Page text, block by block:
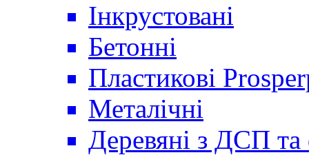
Інкрустовані
Бетонні
Пластикові
Металічні
Деревяні з ДСП